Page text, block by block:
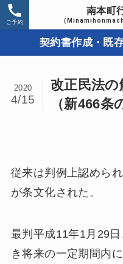
南本町
（
ご予約
契約書作成・既存契
改正民法
（新466条
2020
4/15
従来は判例上認めら
が条文化された。
最判平成11年1月29
き将来の一定期間内